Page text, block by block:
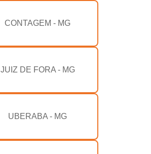
CONTAGEM - MG
JUIZ DE FORA - MG
UBERABA - MG